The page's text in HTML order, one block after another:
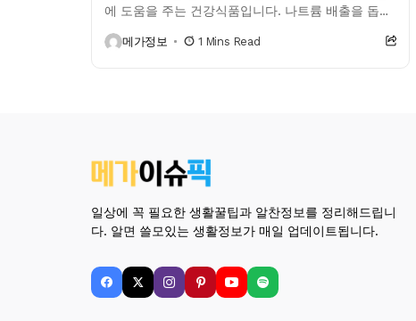
에 도움을 주는 건강식품입니다. 나트륨 배출을 돕고
공하여 건강한 식단을 구성하는...
메가정보 1 Mins Read
일상에 꼭 필요한 생활꿀팁과 알찬정보를 정리해드립니
다. 알면 쓸모있는 생활정보가 매일 업데이트됩니다.